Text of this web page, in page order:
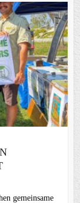
gemeinsame